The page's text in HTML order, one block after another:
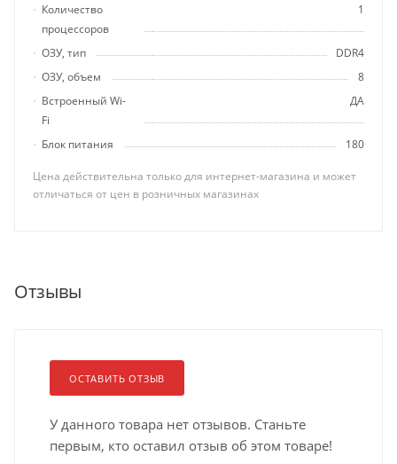
Количество
процессоров
1
ОЗУ, тип
DDR4
ОЗУ, объем
8
Встроенный Wi-
Fi
ДА
Блок питания 180
Цена действительна только для интернет-магазина и может
отличаться от цен в розничных магазинах
Отзывы
ОСТАВИТЬ ОТЗЫВ
У данного товара нет отзывов. Станьте
первым, кто оставил отзыв об этом товаре!